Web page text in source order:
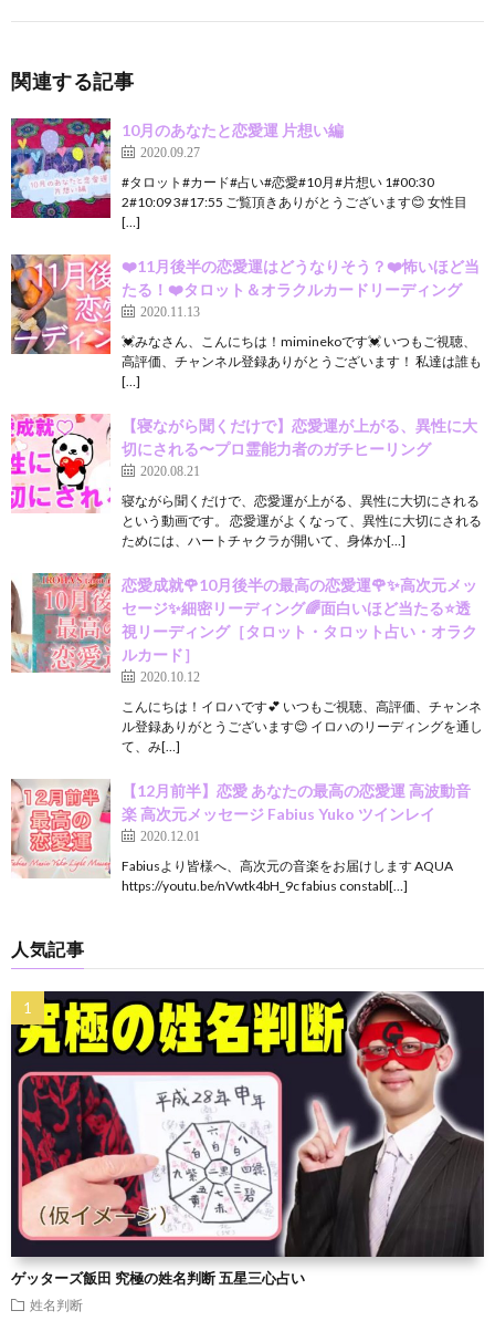
関連する記事
10月のあなたと恋愛運 片想い編
2020.09.27
#タロット#カード#占い#恋愛#10月#片想い 1#00:30
2#10:09 3#17:55 ご覧頂きありがとうございます😊 女性目
[…]
❤️11月後半の恋愛運はどうなりそう？❤️怖いほど当
たる！❤️タロット＆オラクルカードリーディング
2020.11.13
💓みなさん、こんにちは！miminekoです💓 いつもご視聴、
高評価、チャンネル登録ありがとうございます！ 私達は誰も
[…]
【寝ながら聞くだけで】恋愛運が上がる、異性に大
切にされる〜プロ霊能力者のガチヒーリング
2020.08.21
寝ながら聞くだけで、恋愛運が上がる、異性に大切にされる
という動画です。 恋愛運がよくなって、異性に大切にされる
ためには、ハートチャクラが開いて、身体か[…]
恋愛成就🌹10月後半の最高の恋愛運🌹✨高次元メッ
セージ✨細密リーディング🌈面白いほど当たる⭐️透
視リーディング［タロット・タロット占い・オラク
ルカード］
2020.10.12
こんにちは！イロハです💕 いつもご視聴、高評価、チャンネ
ル登録ありがとうございます😊 イロハのリーディングを通し
て、み[…]
【12月前半】恋愛 あなたの最高の恋愛運 高波動音
楽 高次元メッセージ Fabius Yuko ツインレイ
2020.12.01
Fabiusより皆様へ、高次元の音楽をお届けします AQUA
https://youtu.be/nVwtk4bH_9c fabius constabl[…]
人気記事
ゲッターズ飯田 究極の姓名判断 五星三心占い
姓名判断